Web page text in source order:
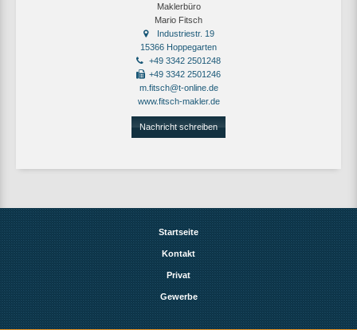
Maklerbüro
Mario Fitsch
Industriestr. 19
15366 Hoppegarten
+49 3342 2501248
+49 3342 2501246
m.fitsch@t-online.de
www.fitsch-makler.de
Nachricht schreiben
Startseite
Kontakt
Privat
Gewerbe